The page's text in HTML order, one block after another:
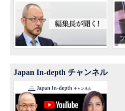
Japan In-depth チャンネル